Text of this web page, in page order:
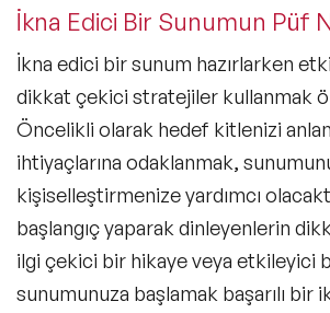
İkna Edici Bir Sunumun Püf
İkna edici bir sunum hazırlarken
dikkat çekici stratejiler kullanmak
Öncelikli olarak hedef kitlenizi
ihtiyaçlarına odaklanmak,
kişiselleştirmenize yardımcı
başlangıç yaparak dinleyenlerin
ilgi çekici bir hikaye veya etkileyici
sunumunuza başlamak başarılı bir